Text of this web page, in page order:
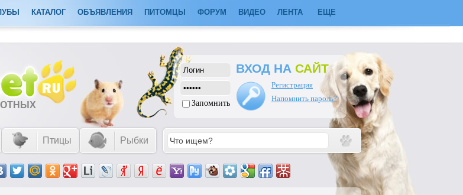
КАТАЛОГ ОБЪЯВЛЕНИЯ ПИТОМЦЫ ФОРУМ ВИДЕО ЛЕНТА ЕЩЕ
Запомнить
ВХОД НА САЙТ
Регистрация
Напомнить пароль?
Птицы Рыбки